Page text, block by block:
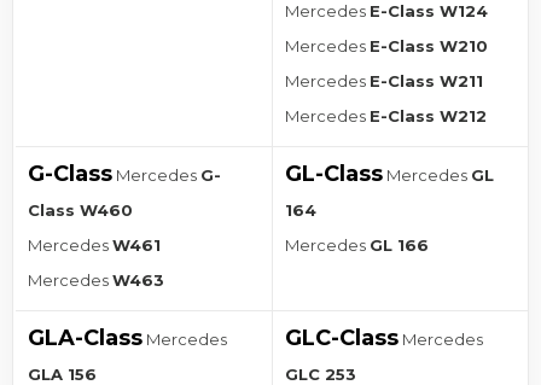
Mercedes E-Class W124
Mercedes E-Class W210
Mercedes E-Class W211
Mercedes E-Class W212
G-Class Mercedes G-
Class W460
MercedesW461
MercedesW463
GL-Class Mercedes GL
164
Mercedes GL 166
GLA-Class Mercedes
GLA 156
GLC-Class Mercedes
GLC 253